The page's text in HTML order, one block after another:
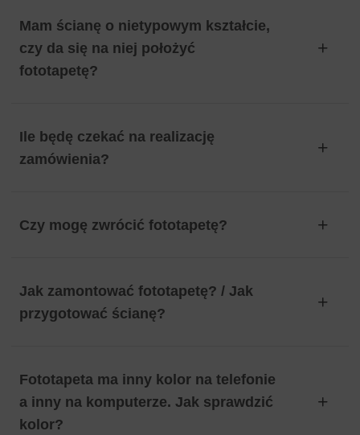
Mam ścianę o nietypowym kształcie,
czy da się na niej położyć
fototapetę?
Ile będę czekać na realizację
zamówienia?
Czy mogę zwrócić fototapetę?
Jak zamontować fototapetę? / Jak
przygotować ścianę?
Fototapeta ma inny kolor na telefonie
a inny na komputerze. Jak sprawdzić
kolor?